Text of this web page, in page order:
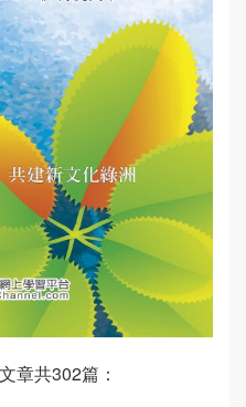
章共302篇：